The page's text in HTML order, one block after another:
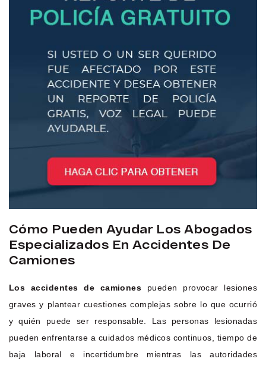
Cómo Pueden Ayudar Los Abogados
Especializados En Accidentes De
Camiones
Los accidentes de camiones pueden provocar lesiones
graves y plantear cuestiones complejas sobre lo que ocurrió
y quién puede ser responsable. Las personas lesionadas
pueden enfrentarse a cuidados médicos continuos, tiempo de
baja laboral e incertidumbre mientras las autoridades